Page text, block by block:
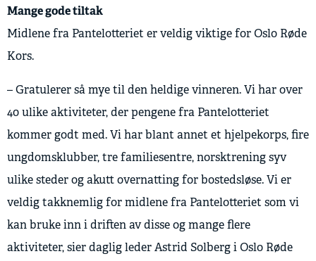
Mange gode tiltak
Midlene fra Pantelotteriet er veldig viktige for Oslo Røde
Kors.
– Gratulerer så mye til den heldige vinneren. Vi har over
40 ulike aktiviteter, der pengene fra Pantelotteriet
kommer godt med. Vi har blant annet et hjelpekorps, fire
ungdomsklubber, tre familiesentre, norsktrening syv
ulike steder og akutt overnatting for bostedsløse. Vi er
veldig takknemlig for midlene fra Pantelotteriet som vi
kan bruke inn i driften av disse og mange flere
aktiviteter, sier daglig leder Astrid Solberg i Oslo Røde